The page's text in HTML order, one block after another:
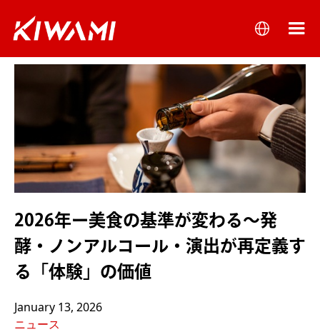
2026年ー美食の基準が変わる～発
酵・ノンアルコール・演出が再定義す
る「体験」の価値
January 13, 2026
ニュース